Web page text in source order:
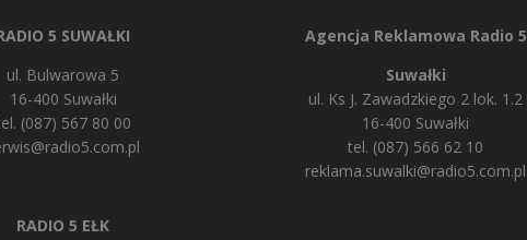
5 SUWAŁKI
ul. Bulwarowa 5
16-400 Suwałki
(087) 567 80 00
RADIO 5 EŁK
Agencja Reklamowa Radio 5
Suwałki
ul. Ks J. Zawadzkiego 2 lok. 1.2
16-400 Suwałki
tel. (087) 566 62 10
reklama.suwalki@radio5.com.pl